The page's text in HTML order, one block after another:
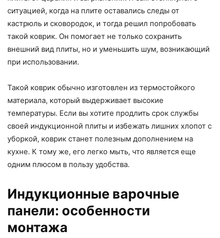
ситуацией, когда на плите оставались следы от
кастрюль и сковородок, и тогда решил попробовать
такой коврик. Он помогает не только сохранить
внешний вид плиты, но и уменьшить шум, возникающий
при использовании.
Такой коврик обычно изготовлен из термостойкого
материала, который выдерживает высокие
температуры. Если вы хотите продлить срок службы
своей индукционной плиты и избежать лишних хлопот с
уборкой, коврик станет полезным дополнением на
кухне. К тому же, его легко мыть, что является еще
одним плюсом в пользу удобства.
Индукционные варочные
панели: особенности
монтажа